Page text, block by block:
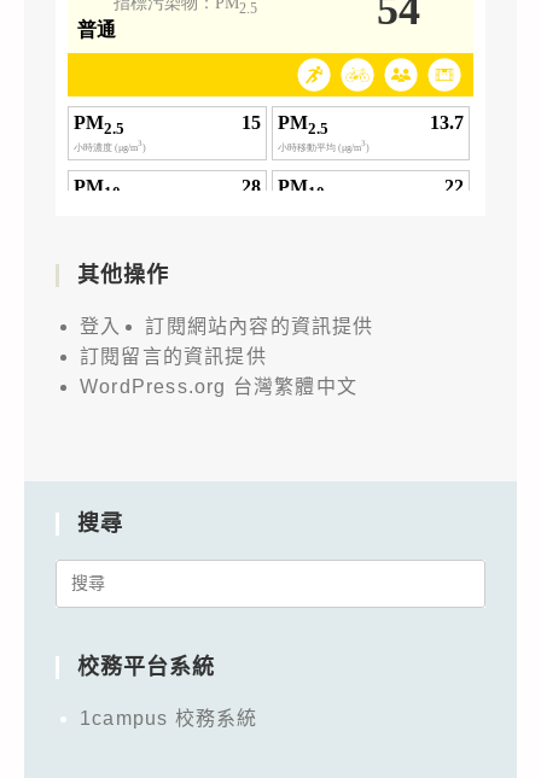
其他操作
登入
訂閱網站內容的資訊提供
訂閱留言的資訊提供
WordPress.org 台灣繁體中文
搜尋
Search
校務平台系統
1campus 校務系統